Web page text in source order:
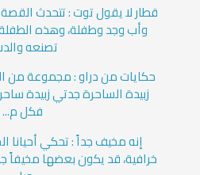
قطار لا يقول توت : تتحدث
وأب وجد وطفلة، وهذه
تصنعه
حكايات من دراو : مجموعة من
زبيدة الساحرة جدتي زبيدة
فكل م...
إنه مخيف جداً : تحكي
خرافية، قد يكون بعضها مخيفاً